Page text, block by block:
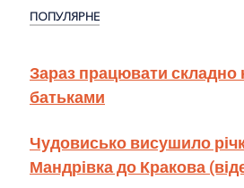
ПОПУЛЯРНЕ
Зараз працювати складно
батьками
Чудовисько висушило
Мандрівка до Кракова